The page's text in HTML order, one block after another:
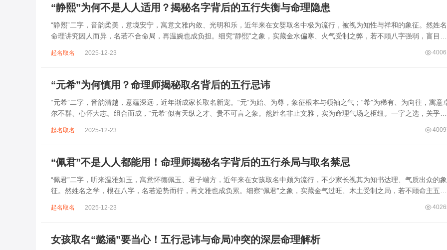
“静熙”为何不是人人适用？揭秘名字背后的五行失衡与命理隐患
“静熙”二字，音韵柔美，意境安宁，寓意文雅内敛、光明和乐，近年来在女婴取名中极为流行，被视为知性与祥和的象征。然姓名
命理讲究因人而异，名若不合命局，再温婉也成负担。细究“静熙”之象，实藏金水偏寒、火气受制之弊，若不顾八字强弱，盲目套
起名取名 2025-12-23
“元希”为何慎用？命理师揭秘取名背后的五行忌讳
“元希”二字，音韵清越，意蕴深远，近年渐成家长取名新宠。“元”为始、为尊，象征根本与领袖之气；“希”为稀有、为向往，寓意
尔不群、心怀大志。组合而成，“元希”似有天纵之才、贵不可言之象。然姓名非止文雅，实为命理气场之枢纽。一字之选，关乎运
起名取名 2025-12-23
“佩君”不是人人都能用！命理师揭秘名字背后的五行杀局与取名禁忌
“佩君”二字，听来温雅如玉，寓意怀德佩玉、君子端方，近年来在女孩取名中颇为流行，不少家长视其为知书达理、气质出众的象
征。然姓名之学，根在八字，名若逆势而行，再文雅也成负累。细察“佩君”之象，实藏金气过旺、木土受制之局，若不顾命主五行
起名取名 2025-12-23
女孩取名“懿涵”要当心！五行忌讳与命局冲突的深层命理解析